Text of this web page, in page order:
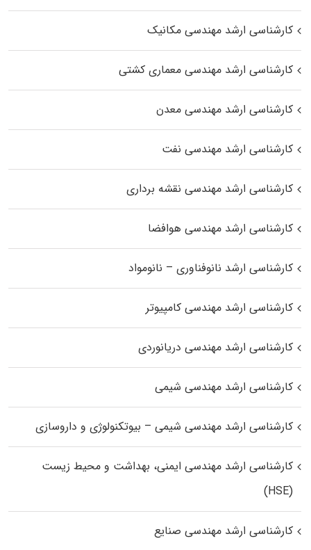
کارشناسی ارشد مهندسی مکانیک
کارشناسی ارشد مهندسی معماری کشتی
کارشناسی ارشد مهندسی معدن
کارشناسی ارشد مهندسی نفت
کارشناسی ارشد مهندسی نقشه برداری
کارشناسی ارشد مهندسی هوافضا
کارشناسی ارشد نانوفناوری – نانومواد
کارشناسی ارشد مهندسی کامپیوتر
کارشناسی ارشد مهندسی دریانوردی
کارشناسی ارشد مهندسی شیمی
کارشناسی ارشد مهندسی شیمی – بیوتکنولوژی و داروسازی
کارشناسی ارشد مهندسی ایمنی، بهداشت و محیط زیست
(HSE)
کارشناسی ارشد مهندسی صنایع